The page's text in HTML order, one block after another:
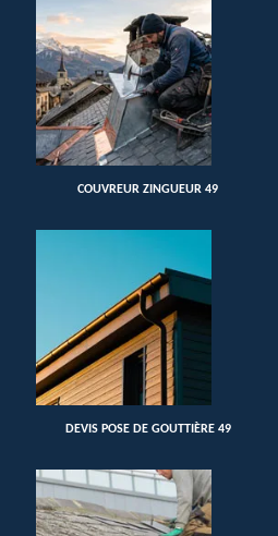
COUVREUR ZINGUEUR 49
DEVIS POSE DE GOUTTIÈRE 49